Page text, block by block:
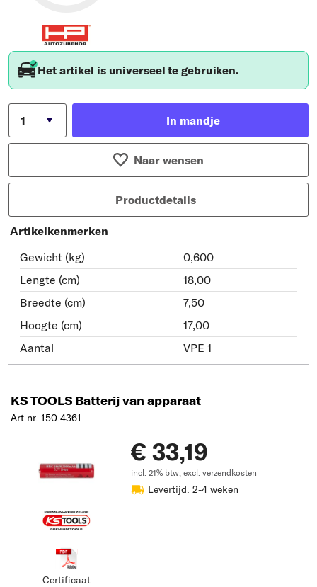
Het artikel is universeel te gebruiken.
In mandje
Naar wensen
Productdetails
Artikelkenmerken
Gewicht (kg)
0,600
Lengte (cm)
18,00
Breedte (cm)
7,50
Hoogte (cm)
17,00
Aantal
VPE 1
KS TOOLS Batterij van apparaat
Art.nr. 150.4361
Certificaat
€ 33,19
incl. 21% btw, excl. verzendkosten
Levertijd: 2-4 weken